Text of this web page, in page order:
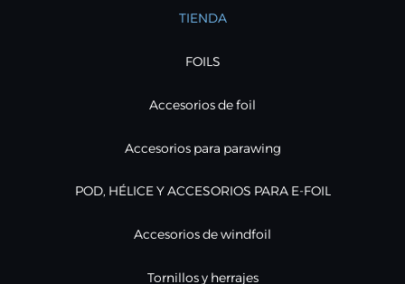
TIENDA
FOILS
Accesorios de foil
Accesorios para parawing
POD, HÉLICE Y ACCESORIOS PARA E-FOIL
Accesorios de windfoil
Tornillos y herrajes